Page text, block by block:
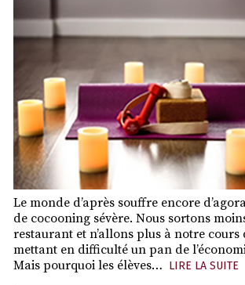
Le monde d’après souffre encore
de cocooning sévère. Nous sortons
restaurant et n’allons plus à notre cours
mettant en difficulté un pan de
Mais pourquoi les élèves… LIRE LA SUITE